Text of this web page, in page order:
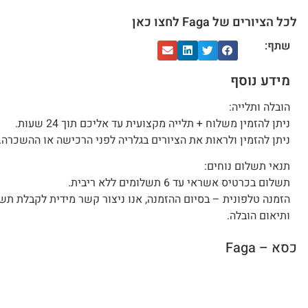
לכל הציורים של Faga לחצו כאן
שתף:
מידע נוסף
הובלה ותלייה:
ניתן להזמין משלוח + תלייה מקצועית עד אליכם תוך 24 שעות.
ניתן להזמין ולראות את הציורים בגלריה לפני הרכישה או
תנאי תשלום נוחים:
תשלום בכרטיס אשראי עד 6 תשלומים ללא ריבית.
הזמנה טלפונית – בסיום ההזמנה, אנו ניצור קשר מידית לקבלת
ותיאום הובלה.
כסא – Faga